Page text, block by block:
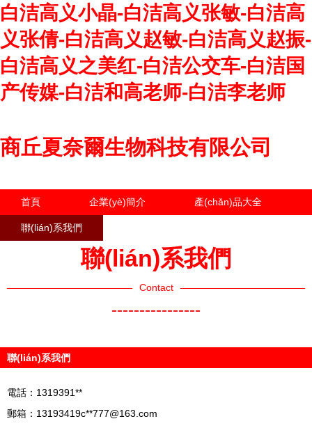
白洁高义小晶-白洁高义张敏-白洁高
义张倩-白洁高义赵敏-白洁高义赵振-
白洁高义之美红-白洁公交车-白洁国
产传媒-白洁和高老师-白洁李老师
商丘夏奈爾生物科技有限公司
首頁 企業(yè)簡介 產(chǎn)品大全
聯(lián)系我們
聯(lián)系我們
Contact
----------------
聯(lián)系我們
電話：1319391**
郵箱：13193419c**777@163.com